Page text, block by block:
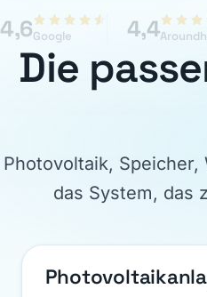
4,6Google 4,4
Die
Photovoltaik, Speicher,
das System, das